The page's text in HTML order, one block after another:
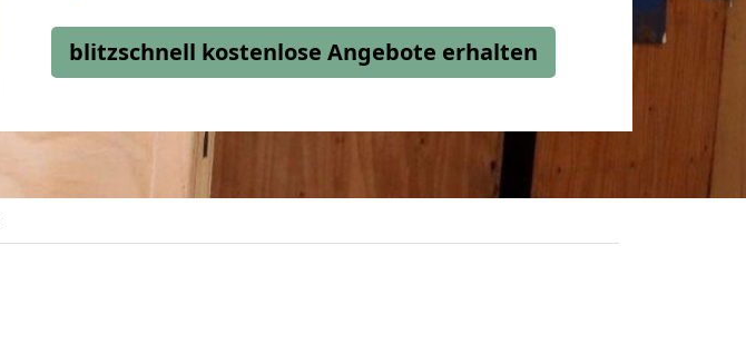
blitzschnell kostenlose Angebote erhalten